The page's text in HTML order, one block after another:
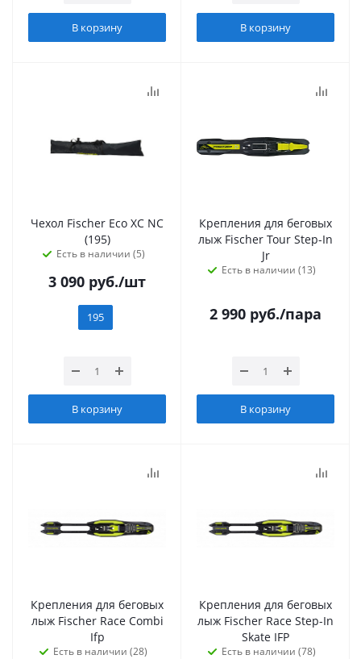
В корзину В корзину
Чехол Fischer Eco XC NC
(195)
Есть в наличии (5)
3 090 руб./шт
195
В корзину
Крепления для беговых
лыж Fischer Tour Step-In
Jr
Есть в наличии (13)
2 990 руб./пара
В корзину
Крепления для беговых
лыж Fischer Race Combi
Ifp
Есть в наличии (28)
Крепления для беговых
лыж Fischer Race Step-In
Skate IFP
Есть в наличии (78)